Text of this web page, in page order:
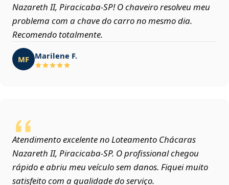
Nazareth II, Piracicaba‑SP! O chaveiro resolveu meu
problema com a chave do carro no mesmo dia.
Recomendo totalmente.
MF Marilene F.
Atendimento excelente no Loteamento Chácaras
Nazareth II, Piracicaba‑SP. O profissional chegou
rápido e abriu meu veículo sem danos. Fiquei muito
satisfeito com a qualidade do serviço.